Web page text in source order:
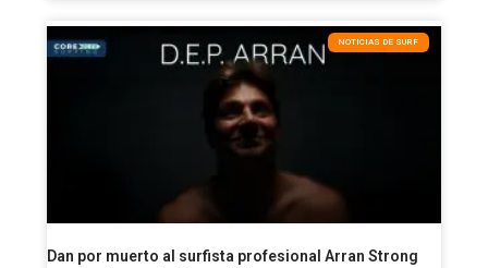
NOTICIAS DE SURF
Dan por muerto al surfista profesional Arran Strong